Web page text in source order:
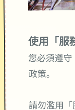
使用「服
您必須遵
政策。
請勿濫用